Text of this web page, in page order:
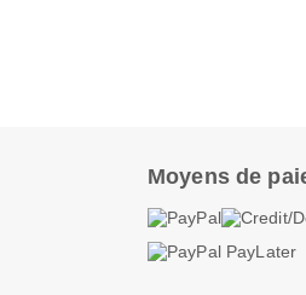
Moyens de